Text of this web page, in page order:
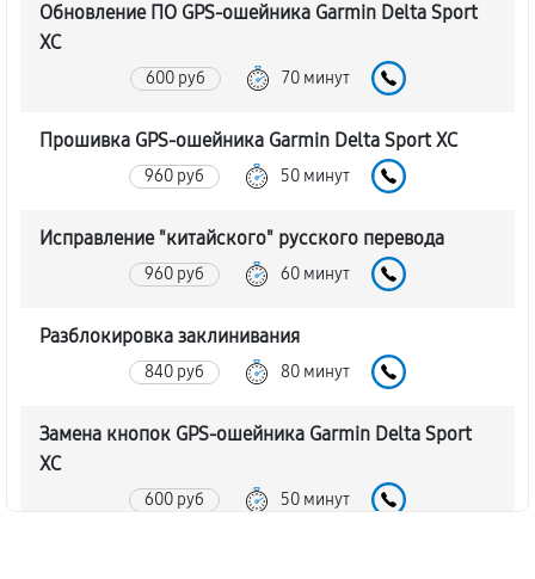
Обновление ПО GPS-ошейника Garmin Delta Sport
XC
600 руб 70 минут
Прошивка GPS-ошейника Garmin Delta Sport XC
960 руб 50 минут
Исправление "китайского" русского перевода
960 руб 60 минут
Разблокировка заклинивания
840 руб 80 минут
Замена кнопок GPS-ошейника Garmin Delta Sport
XC
600 руб 50 минут